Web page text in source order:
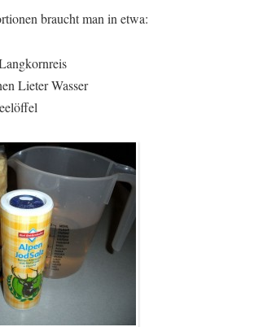
braucht man in etwa:
Lieter Wasser